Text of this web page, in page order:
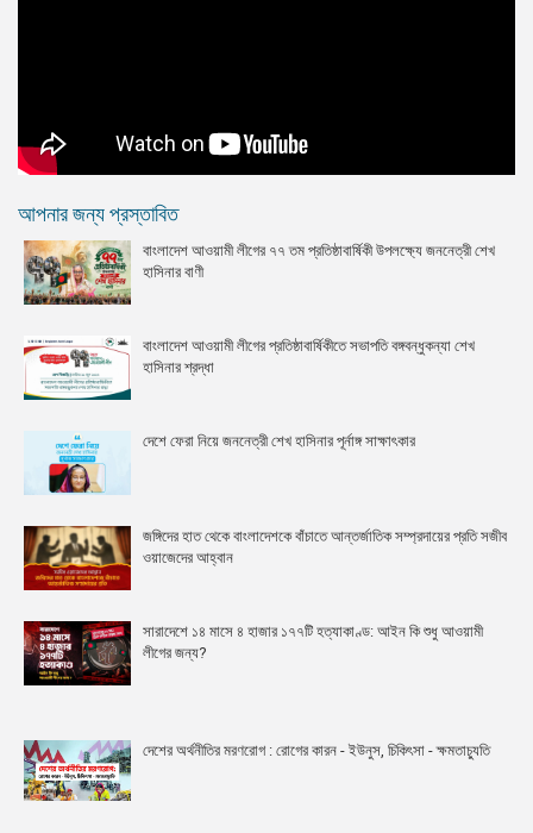
আপনার জন্য প্রস্তাবিত
বাংলাদেশ আওয়ামী লীগের ৭৭ তম প্রতিষ্ঠাবার্ষিকী উপলক্ষ্যে জননেত্রী শেখ
হাসিনার বাণী
বাংলাদেশ আওয়ামী লীগের প্রতিষ্ঠাবার্ষিকীতে সভাপতি বঙ্গবন্ধুকন্যা শেখ
হাসিনার শ্রদ্ধা
দেশে ফেরা নিয়ে জননেত্রী শেখ হাসিনার পূর্নাঙ্গ সাক্ষাৎকার
জঙ্গিদের হাত থেকে বাংলাদেশকে বাঁচাতে আন্তর্জাতিক সম্প্রদায়ের প্রতি সজীব
ওয়াজেদের আহ্বান
সারাদেশে ১৪ মাসে ৪ হাজার ১৭৭টি হত্যাকাণ্ড: আইন কি শুধু আওয়ামী
লীগের জন্য?
দেশের অর্থনীতির মরণরোগ : রোগের কারন - ইউনুস, চিকিৎসা - ক্ষমতাচ্যুতি